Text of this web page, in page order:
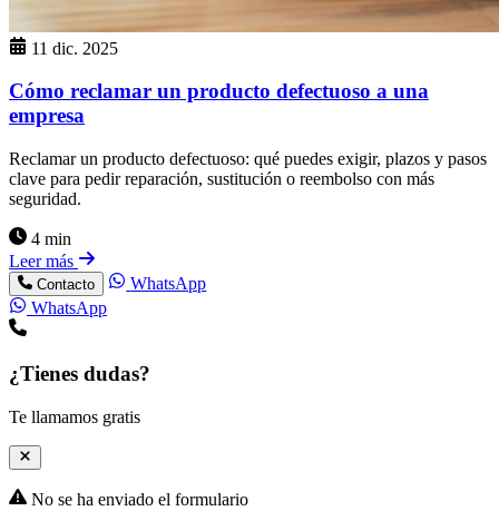
11 dic. 2025
Cómo reclamar un producto defectuoso a una
empresa
Reclamar un producto defectuoso: qué puedes exigir, plazos y pasos
clave para pedir reparación, sustitución o reembolso con más
seguridad.
4 min
Leer más
Contacto
WhatsApp
WhatsApp
¿Tienes dudas?
Te llamamos gratis
No se ha enviado el formulario